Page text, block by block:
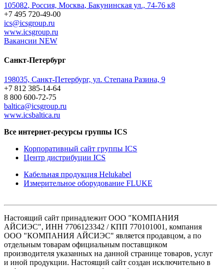
105082, Россия, Москва, Бакунинская ул., 74-76 к8
+7 495 720-49-00
ics@icsgroup.ru
www.icsgroup.ru
Вакансии NEW
Санкт-Петербург
198035, Санкт-Петербург, ул. Степана Разина, 9
+7 812 385-14-64
8 800 600-72-75
baltica@icsgroup.ru
www.icsbaltica.ru
Все интернет-ресурсы группы ICS
Корпоративный сайт группы ICS
Центр дистрибуции ICS
Кабельная продукция Helukabel
Измерительное оборудование FLUKE
Настоящий сайт принадлежит ООО "КОМПАНИЯ
АЙСИЭС", ИНН 7706123342 / КПП 770101001, компания
ООО "КОМПАНИЯ АЙСИЭС" является продавцом, а по
отдельным товарам официальным поставщиком
производителя указанных на данной странице товаров, услуг
и иной продукции. Настоящий сайт создан исключительно в